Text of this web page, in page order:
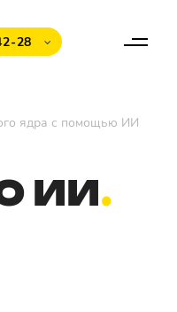
28
ядра с помощью ИИ
ИИ